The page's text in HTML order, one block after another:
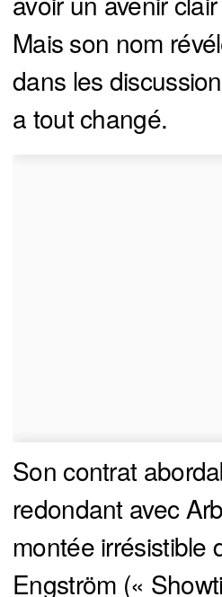
Mais son nom
dans les
a tout changé.
Son contrat
redondant avec
montée irrésistible
Engström («